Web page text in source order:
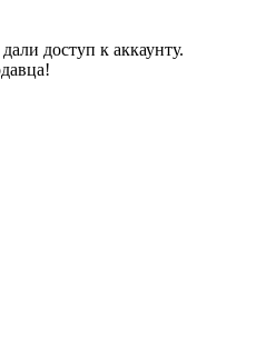
доступ к аккаунту.